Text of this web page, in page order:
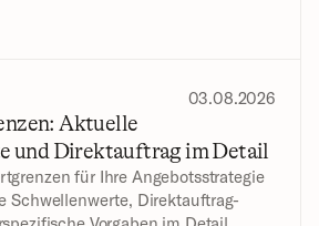
03.08.2026
Aktuelle
und Direktauftrag im Detail
für Ihre Angebotsstrategie
Schwellenwerte, Direktauftrag-